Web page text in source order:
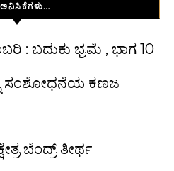
: ಬದುಕು ಭ್ರಮೆ , ಭಾಗ 10
ಸಂಶೋಧನೆಯ ಕಣಜ
ಬೆಂದ್ರ್ ತೀರ್ಥ